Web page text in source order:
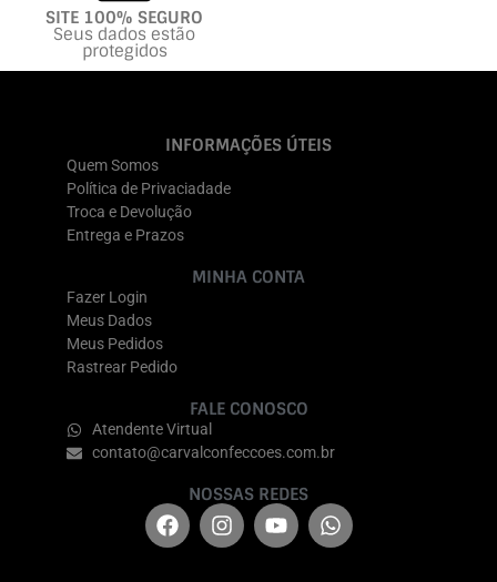
SITE 100% SEGURO
Seus dados estão
protegidos
INFORMAÇÕES ÚTEIS
Quem Somos
Política de Privaciadade
Troca e Devolução
Entrega e Prazos
MINHA CONTA
Fazer Login
Meus Dados
Meus Pedidos
Rastrear Pedido
FALE CONOSCO
Atendente Virtual
contato@carvalconfeccoes.com.br
NOSSAS REDES